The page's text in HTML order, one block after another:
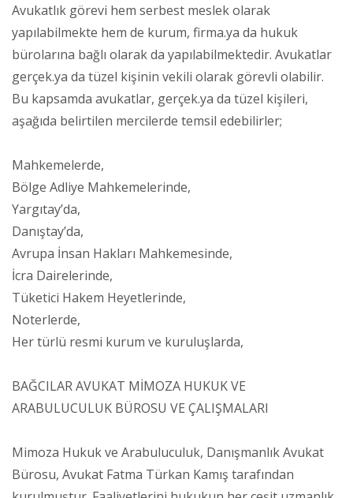
Avukatlık görevi hem serbest meslek olarak
yapılabilmekte hem de kurum, firma.ya da hukuk
bürolarına bağlı olarak da yapılabilmektedir. Avukatlar
gerçek.ya da tüzel kişinin vekili olarak görevli olabilir.
Bu kapsamda avukatlar, gerçek.ya da tüzel kişileri,
aşağıda belirtilen mercilerde temsil edebilirler;
Mahkemelerde,
Bölge Adliye Mahkemelerinde,
Yargıtay’da,
Danıştay’da,
Avrupa İnsan Hakları Mahkemesinde,
İcra Dairelerinde,
Tüketici Hakem Heyetlerinde,
Noterlerde,
Her türlü resmi kurum ve kuruluşlarda,
BAĞCILAR AVUKAT MİMOZA HUKUK VE
ARABULUCULUK BÜROSU VE ÇALIŞMALARI
Mimoza Hukuk ve Arabuluculuk, Danışmanlık Avukat
Bürosu, Avukat Fatma Türkan Kamış tarafından